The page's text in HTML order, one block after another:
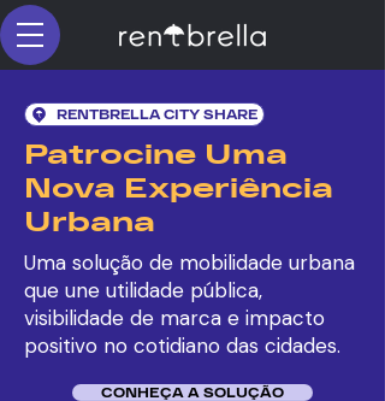
RENTBRELLA CITY SHARE
Patrocine Uma
Nova Experiência
Urbana
Uma solução de mobilidade urbana
que une utilidade pública,
visibilidade de marca e impacto
positivo no cotidiano das cidades.
CONHEÇA A SOLUÇÃO